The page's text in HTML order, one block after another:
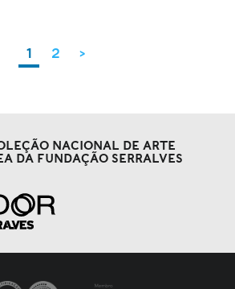
1 2 >
NACIONAL DE ARTE
DA FUNDAÇÃO SERRALVES